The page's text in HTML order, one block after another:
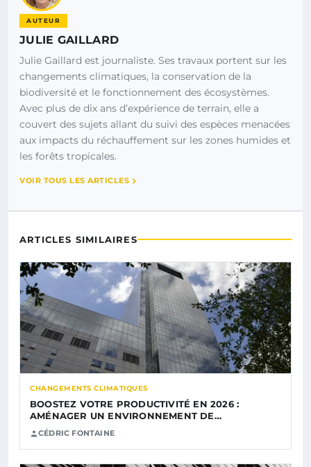
AUTEUR
JULIE GAILLARD
Julie Gaillard est journaliste. Ses travaux portent sur les
changements climatiques, la conservation de la
biodiversité et le fonctionnement des écosystèmes.
Avec plus de dix ans d’expérience de terrain, elle a
couvert des sujets allant du suivi des espèces menacées
aux impacts du réchauffement sur les zones humides et
les forêts tropicales.
VOIR TOUS LES ARTICLES
ARTICLES SIMILAIRES
CHANGEMENTS CLIMATIQUES
BOOSTEZ VOTRE PRODUCTIVITÉ EN 2026 :
AMÉNAGER UN ENVIRONNEMENT DE…
CÉDRIC FONTAINE